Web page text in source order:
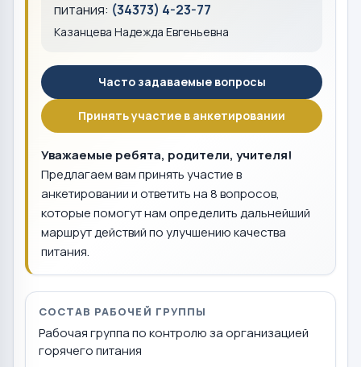
питания: (34373) 4-23-77
Казанцева Надежда Евгеньевна
Часто задаваемые вопросы
Принять участие в анкетировании
Уважаемые ребята, родители, учителя!
Предлагаем вам принять участие в
анкетировании и ответить на 8 вопросов,
которые помогут нам определить дальнейший
маршрут действий по улучшению качества
питания.
СОСТАВ РАБОЧЕЙ ГРУППЫ
Рабочая группа по контролю за организацией
горячего питания